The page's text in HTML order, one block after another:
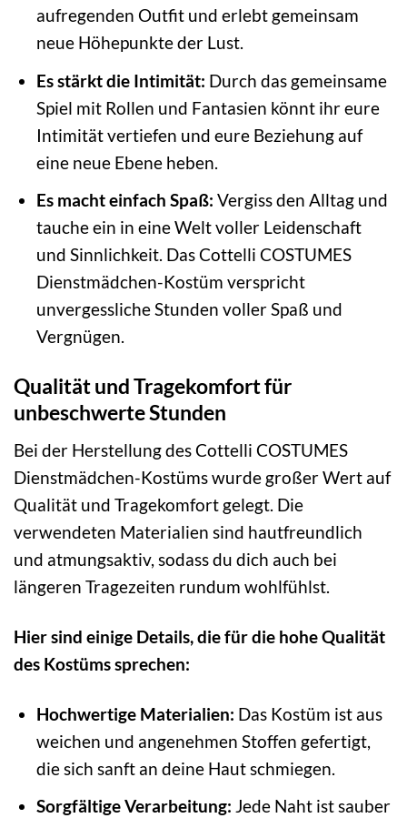
aufregenden Outfit und erlebt gemeinsam
neue Höhepunkte der Lust.
Es stärkt die Intimität: Durch das gemeinsame
Spiel mit Rollen und Fantasien könnt ihr eure
Intimität vertiefen und eure Beziehung auf
eine neue Ebene heben.
Es macht einfach Spaß: Vergiss den Alltag und
tauche ein in eine Welt voller Leidenschaft
und Sinnlichkeit. Das Cottelli COSTUMES
Dienstmädchen-Kostüm verspricht
unvergessliche Stunden voller Spaß und
Vergnügen.
Qualität und Tragekomfort für
unbeschwerte Stunden
Bei der Herstellung des Cottelli COSTUMES
Dienstmädchen-Kostüms wurde großer Wert auf
Qualität und Tragekomfort gelegt. Die
verwendeten Materialien sind hautfreundlich
und atmungsaktiv, sodass du dich auch bei
längeren Tragezeiten rundum wohlfühlst.
Hier sind einige Details, die für die hohe Qualität
des Kostüms sprechen:
Hochwertige Materialien: Das Kostüm ist aus
weichen und angenehmen Stoffen gefertigt,
die sich sanft an deine Haut schmiegen.
Sorgfältige Verarbeitung: Jede Naht ist sauber